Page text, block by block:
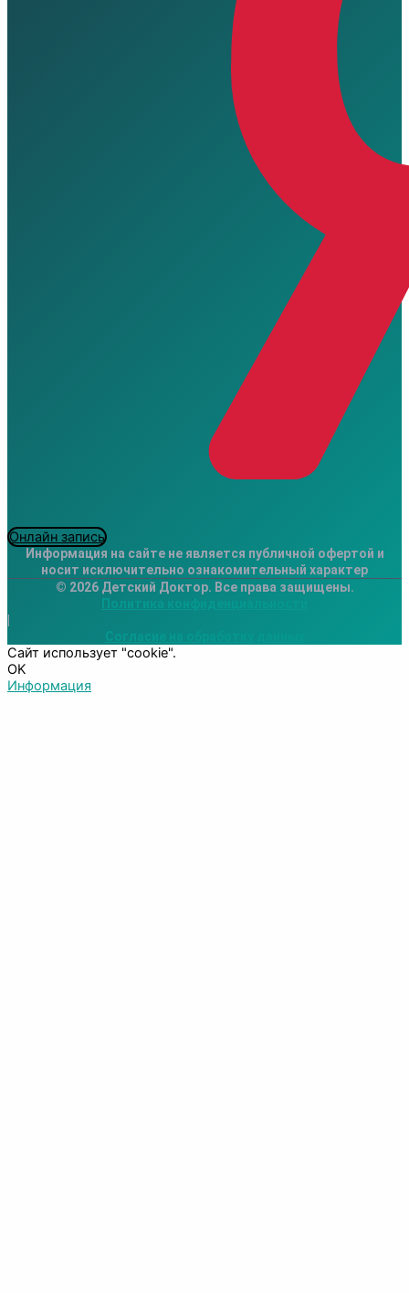
Онлайн запись
Информация на сайте не является публичной офертой и
носит исключительно ознакомительный характер
© 2026 Детский Доктор. Все права защищены.
Политика конфиденциальности
Сайт использует "cookie".
OK
Информация